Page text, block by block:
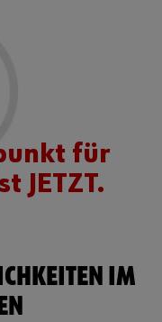
für
JETZT.
IM